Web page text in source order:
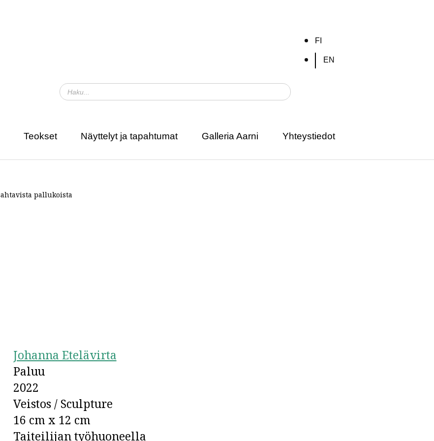
FI
EN
Teokset Näyttelyt ja tapahtumat Galleria Aarni Yhteystiedot
Johanna Etelävirta
Paluu
2022
Veistos / Sculpture
16 cm x 12 cm
Taiteilijan työhuoneella